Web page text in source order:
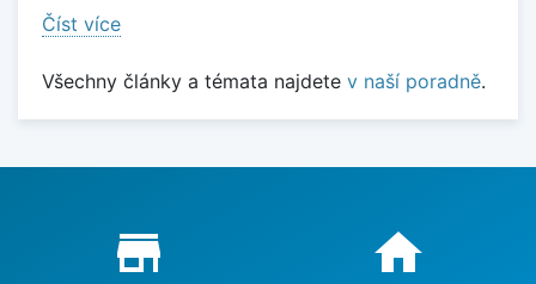
Číst více
Všechny články a témata najdete v naší poradně.
Proč nakupovat u nás?
store_mall_directory home